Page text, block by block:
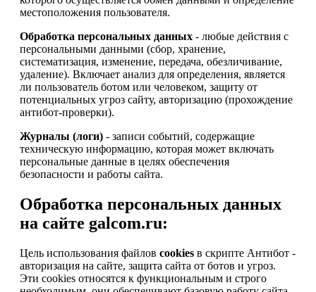
местоположения пользователя.
Обработка персональных данных - любые действия с
персональными данными (сбор, хранение,
систематизация, изменение, передача, обезличивание,
удаление). Включает анализ для определения, является
ли пользователь ботом или человеком, защиту от
потенциальных угроз сайту, авторизацию (прохождение
антибот-проверки).
Журналы (логи) - записи событий, содержащие
техническую информацию, которая может включать
персональные данные в целях обеспечения
безопасности и работы сайта.
Обработка персональных данных
на сайте galcom.ru:
Цель использования файлов cookies в скрипте Антибот -
авторизация на сайте, защита сайта от ботов и угроз.
Эти cookies относятся к функциональным и строго